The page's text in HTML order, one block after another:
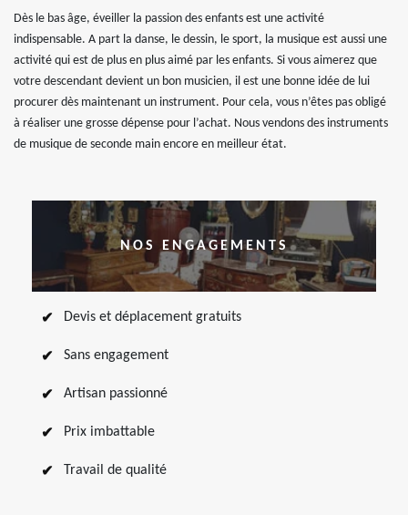
Dès le bas âge, éveiller la passion des enfants est une activité
indispensable. A part la danse, le dessin, le sport, la musique est aussi une
activité qui est de plus en plus aimé par les enfants. Si vous aimerez que
votre descendant devient un bon musicien, il est une bonne idée de lui
procurer dès maintenant un instrument. Pour cela, vous n’êtes pas obligé
à réaliser une grosse dépense pour l’achat. Nous vendons des instruments
de musique de seconde main encore en meilleur état.
NOS ENGAGEMENTS
Devis et déplacement gratuits
Sans engagement
Artisan passionné
Prix imbattable
Travail de qualité